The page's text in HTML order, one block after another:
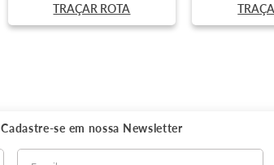
TRAÇAR ROTA
Cadastre-se em nossa Newsletter